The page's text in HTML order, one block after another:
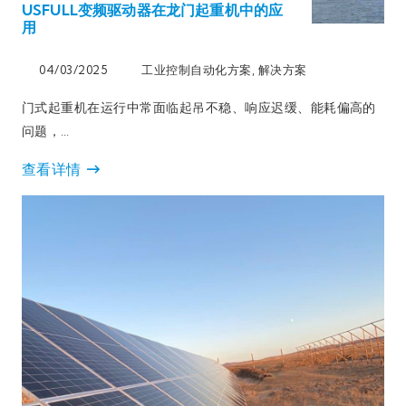
USFULL变频驱动器在龙门起重机中的应
用
04/03/2025 工业控制自动化方案 解决方案
门式起重机在运行中常面临起吊不稳、响应迟缓、能耗偏高的
问题，…
查看详情